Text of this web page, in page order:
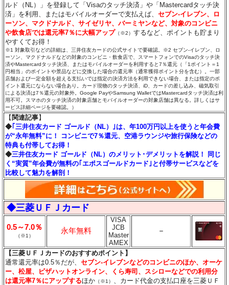
ルド（NL）」を登録して「Visaのタッチ決済」や「Mastercardタッチ決
済」を利用、またはモバイルオーダーで支払えば、セブン‐イレブン、ロ
ーソン、マクドナルド、サイゼリヤ、バーミヤンなど、対象のコンビニ
や飲食店では還元率7％に大幅アップ （※2）するなど、ポイントも貯まり
やすくてお得！
※1 対象取引などの詳細は、三井住友カードの公式サイトで要確認。※2 セブン‐イレブン、ロ
ーソン、マクドナルドなどの対象のコンビニ・飲食店で、スマートフォンでのVisaのタッチ決
済やMastercardタッチ決済、またはモバイルオーダーを利用すると7％還元（「1ポイント＝1
円相当」のポイントや景品などに交換した場合の還元率（通常獲得ポイント分を含む）。一部
店舗および一定金額を超える支払いでは指定の決済方法を利用できない場合、または指定のポ
イント還元にならない場合あり。カード現物のタッチ決済、iD、カードの差し込み、磁気取引
による決済は7％還元の対象外。Google PayやSamsung WalletではMastercardタッチ決済は利
用不可。スマホのタッチ決済の対象店舗とモバイルオーダーの対象店舗は異なる。詳しくはサ
ービス詳細ページを要確認。）
【 関連記事】
◆ ｢三井住友カード ゴールド（NL）｣は、年100万円以上を使うと年会費
が“永年無料”に！ コンビニで7％還元、空港ラウンジや旅行保険などの
特典も付帯してお得！
◆三井住友カード ゴールド（NL）のメリット･デメリットを解説！ 同じ
く“実質”年会費が無料の｢エポスゴールドカード｣と付帯サービスなどを
比較して魅力を解剖！
◆三菱ＵＦＪカード
0.5～7.0％
（※1）
永年無料
VISA
JCB
Master
AMEX
－
【三菱ＵＦＪカードのおすすめポイント】
通常還元率は0.5％だが、セブン‐イレブンなどのコンビニのほか、オーケ
ー、松屋、ピザハットオンライン、くら寿司、スシローなどでの利用分
は還元率7％にアップするほか （※1）
、カード代金の支払口座を三菱ＵＦ